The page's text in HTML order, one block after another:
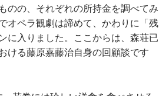
のの、それぞれの所持金を調べてみ
オペラ観劇は諦めて、かわりに「残
に入りました。ここからは、森荘已
ける藤原嘉藤治自身の回顧談です